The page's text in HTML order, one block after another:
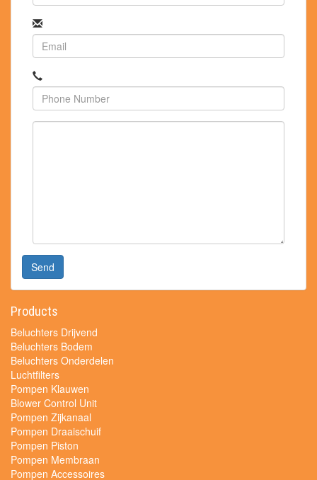
Send
Products
Beluchters Drijvend
Beluchters Bodem
Beluchters Onderdelen
Luchtfilters
Pompen Klauwen
Blower Control Unit
Pompen Zijkanaal
Pompen Draaischuif
Pompen Piston
Pompen Membraan
Pompen Accessoires